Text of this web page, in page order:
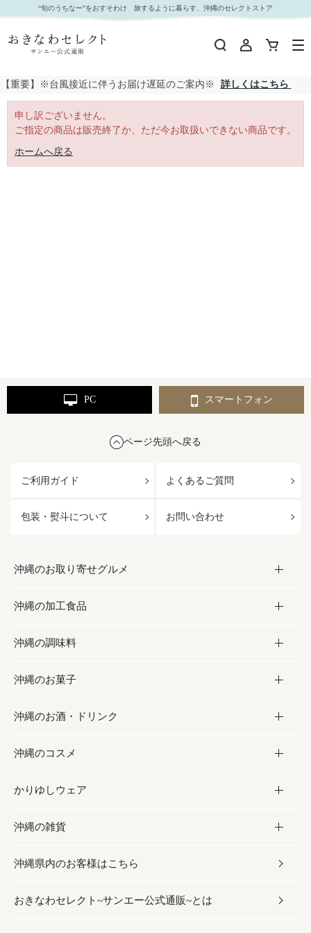
｜おきなわセレクト サンエー公式通販
“旬のうちなー”をおすそわけ 旅するように暮らす、沖縄のセレクトストア
【重要】※台風接近に伴うお届け遅延のご案内※ 詳しくはこちら
申し訳ございません。
ご指定の商品は販売終了か、ただ今お取扱いできない商品です。
ホームへ戻る
PC スマートフォン
ページ先頭へ戻る
ご利用ガイド よくあるご質問
包装・熨斗について お問い合わせ
沖縄のお取り寄せグルメ
お取り寄せグルメ
フルーツ・野菜
お肉
海産物
沖縄の加工食品
加工食品
缶詰／パウチ
沖縄料理
沖縄そば／乾麺
レトルト食品
乾物／粉類
沖縄の調味料
調味料
砂糖／黒砂糖
塩
お酢／ドレッシング
しょうゆ
みそ
だし／スパイス／島唐辛子
沖縄のお菓子
お菓子
黒糖
ちんすこう
伝統菓子
スナック
おつまみ
沖縄のお酒・ドリンク
お酒・ドリンク
泡盛
ビール・チューハイ
ワイン・ウィスキー・カクテル
ドリンク
沖縄のコスメ
コスメ
スキンケア
ボディケア
ヘアケア
かりゆしウェア
かりゆしウェア
メンズ
レディース
沖縄の雑貨
雑貨
沖縄ファッション
沖縄県内のお客様はこちら
おきなわセレクト~サンエー公式通販~とは